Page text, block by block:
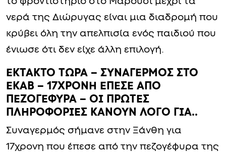
νερά της Διώρυγας είναι μια διαδρομή που
κρύβει όλη την απελπισία ενός παιδιού που
ένιωσε ότι δεν είχε άλλη επιλογή.
ΕΚΤΑΚΤΟ ΤΩΡΑ – ΣΥΝΑΓΕΡΜΟΣ ΣΤΟ
ΕΚΑΒ – 17ΧΡΟΝΗ ΕΠΕΣΕ ΑΠΟ
ΠΕΖΟΓΕΦΥΡΑ – ΟΙ ΠΡΩΤΕΣ
ΠΛΗΡΟΦΟΡΙΕΣ ΚΑΝΟΥΝ ΛΟΓΟ ΓΙΑ..
Συναγερμός σήμανε στην Ξάνθη για
17χρονη που έπεσε από την πεζογέφυρα της